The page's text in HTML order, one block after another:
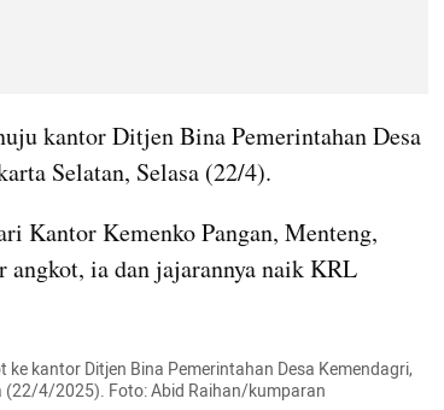
kantor Ditjen Bina Pemerintahan Desa
Selatan, Selasa (22/4).
Kantor Kemenko Pangan, Menteng,
angkot, ia dan jajarannya naik KRL
kantor Ditjen Bina Pemerintahan Desa Kemendagri,
(22/4/2025). Foto: Abid Raihan/kumparan